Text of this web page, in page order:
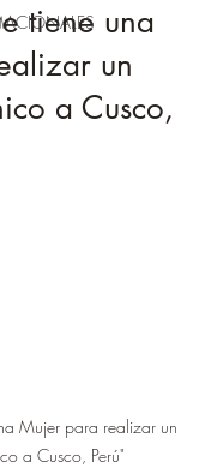
tiene una
un
a Cusco,
Mujer para realizar un
a Cusco, Perú"